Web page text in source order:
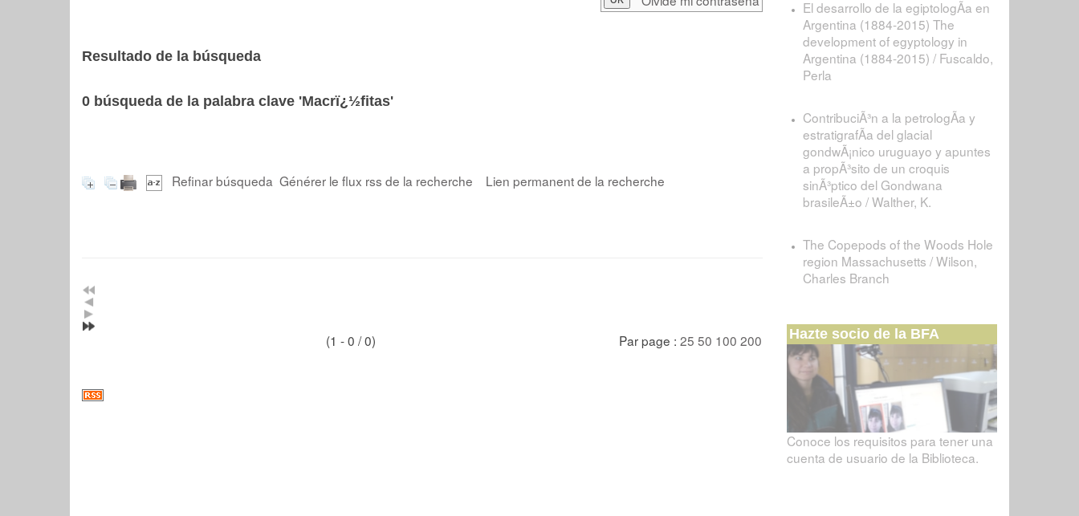
Resultado de la búsqueda
0 búsqueda de la palabra clave 'Macrï¿½fitas'
Refinar búsqueda Générer le flux rss de la recherche Lien permanent de la recherche
(1 - 0 / 0) Par page : 25 50 100 200
El desarrollo de la egiptologÃ­a en
Argentina (1884-2015) The
development of egyptology in
Argentina (1884-2015) / Fuscaldo,
Perla
ContribuciÃ³n a la petrologÃ­a y
estratigrafÃ­a del glacial
gondwÃ¡nico uruguayo y apuntes
a propÃ³sito de un croquis
sinÃ³ptico del Gondwana
brasileÃ±o / Walther, K.
The Copepods of the Woods Hole
region Massachusetts / Wilson,
Charles Branch
Hazte socio de la BFA
Conoce los requisitos para tener una
cuenta de usuario de la Biblioteca.